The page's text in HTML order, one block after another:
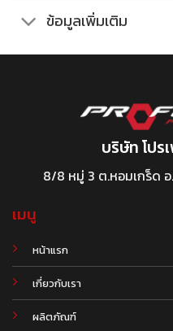
ข้อมูลเพิ่มเติม
บริษัท โปร
8/8 หมู่ 3 ต.หอมเกร็ด
เมนู
หน้าแรก
เกี่ยวกับเรา
ผลิตภัณฑ์